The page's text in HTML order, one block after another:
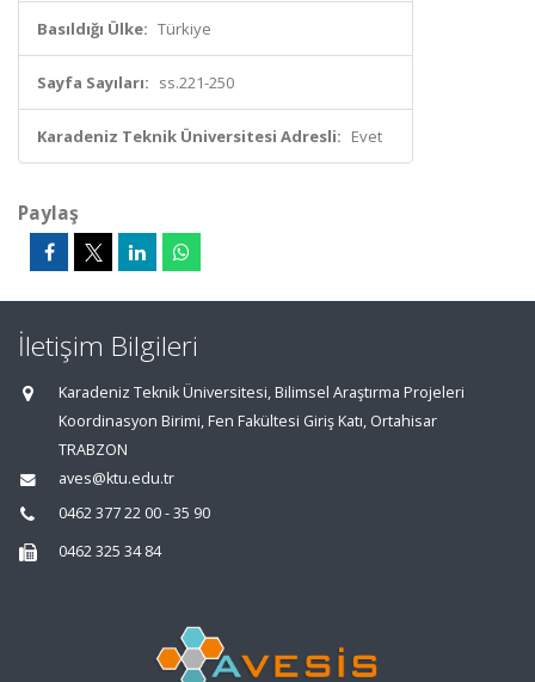
Basıldığı Ülke: Türkiye
Sayfa Sayıları: ss.221-250
Karadeniz Teknik Üniversitesi Adresli: Evet
Paylaş
İletişim Bilgileri
Karadeniz Teknik Üniversitesi, Bilimsel Araştırma Projeleri
Koordinasyon Birimi, Fen Fakültesi Giriş Katı, Ortahisar
TRABZON
aves@ktu.edu.tr
0462 377 22 00 - 35 90
0462 325 34 84